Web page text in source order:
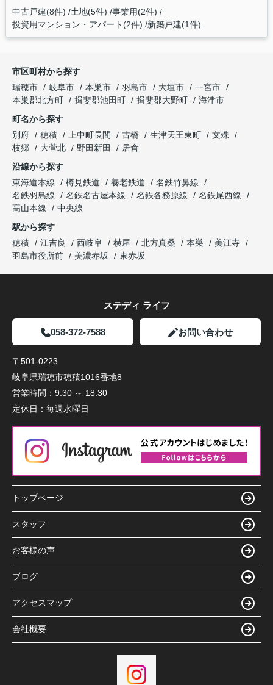
中古戸建(8件) 土地(5件) 事業用(2件)
投資用マンション・アパート(2件) 新築戸建(1件)
市区町村から探す
瑞穂市
岐阜市 本巣市 羽島市 大垣市
一宮市
本巣郡北方町
揖斐郡池田町 揖斐郡大野町
海津市
町名から探す
別府
穂積 上中町長間 古橋 生津天王東町
文殊
枝郷
大菅北 野田新田
居倉
沿線から探す
東海道本線
樽見鉄道 養老鉄道
名鉄竹鼻線
名鉄羽島線
名鉄名古屋本線 名鉄各務原線
名鉄尾西線
高山本線
中央線
駅から探す
穂積
江吉良 西岐阜 横屋 北方真桑 本巣
美江寺
羽島市役所前
美濃赤坂 東赤坂
ステディ ライフ
058-372-7588 お問い合わせ
〒501-0223
岐阜県瑞穂市穂積1016番地8
営業時間： 9:30 ～ 18:30
定休日： 毎週水曜日
トップページ
スタッフ
お客様の声
ブログ
アクセスマップ
会社概要